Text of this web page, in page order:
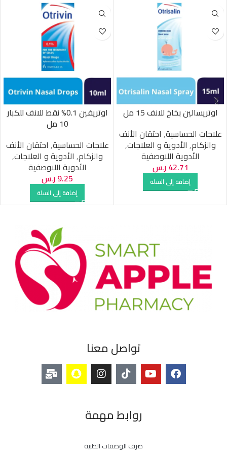
اوتريسالين بخاخ للانف 15 مل
علاجات الحساسية, احتقان الأنف
والزكام, الأدوية و العلاجات,
الأدوية اللاوصفية
42.71ر.س
إضافة إلى السلة
اوتريفين 0.1% نقط للانف للكبار
10 مل
علاجات الحساسية, احتقان الأنف
والزكام, الأدوية و العلاجات,
الأدوية اللاوصفية
9.25ر.س
إضافة إلى السلة
تواصل معنا
روابط مهمة
صرف الوصفات الطبية